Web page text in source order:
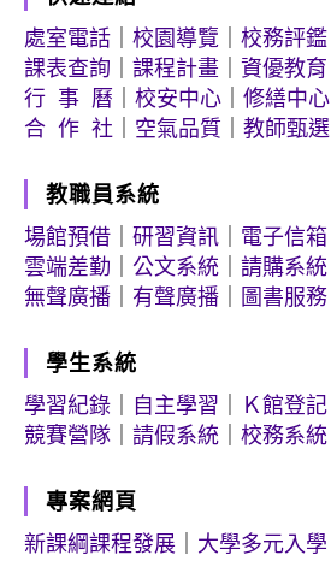
處室電話
校園導覽
校務評鑑
課表查詢
課程計畫
資優教育
行 事 曆
校安中心
修繕中心
合 作 社
空氣品質 教師甄選
教職員系統
場館預借
研習資訊
電子信箱
雲端差勤
公文系統
請購系統
無聲廣播
有聲廣播 圖書服務
學生系統
學習紀錄
自主學習
Ｋ館登記
競賽營隊
請假系統 校務系統
專案網頁
新課綱課程發展
大學多元入學